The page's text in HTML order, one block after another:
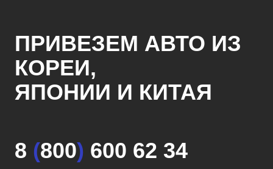
ПРИВЕЗЕМ АВТО ИЗ
КОРЕИ,
ЯПОНИИ И КИТАЯ
8 (800) 600 62 34